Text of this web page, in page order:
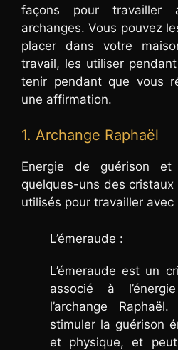
façons pour travailler
archanges. Vous pouvez
placer dans votre
travail, les utiliser
tenir pendant que vous
une affirmation.
1. Archange Raphaël
Energie de guérison et
quelques-uns des
utilisés pour travailler avec
L’émeraude :
L’émeraude est un
associé à
l’archange
stimuler la guérison
et physique, et